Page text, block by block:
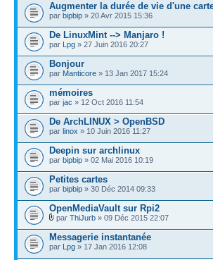
Augmenter la durée de vie d'une
par bipbip » 20 Avr 2015 15:36
De LinuxMint --> Manjaro !
par Lpg » 27 Juin 2016 20:27
Bonjour
par Manticore » 13 Jan 2017 15:24
mémoires
par jac » 12 Oct 2016 11:54
De ArchLINUX > OpenBSD
par linox » 10 Juin 2016 11:27
Deepin sur archlinux
par bipbip » 02 Mai 2016 10:19
Petites cartes
par bipbip » 30 Déc 2014 09:33
OpenMediaVault sur Rpi2
par ThiJurb » 09 Déc 2015 22:07
Messagerie instantanée
par Lpg » 17 Jan 2016 12:08